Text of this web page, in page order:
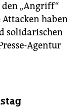
„Angriff“
haben
solidarischen
Agentur